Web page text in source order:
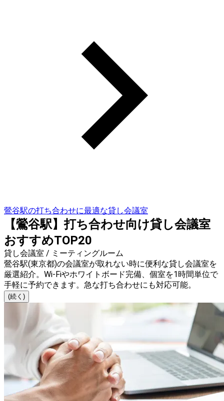
鶯谷駅の打ち合わせに最適な貸し会議室
【鶯谷駅】打ち合わせ向け貸し会議室
おすすめTOP20
貸し会議室 / ミーティングルーム
鶯谷駅(東京都)の会議室が取れない時に便利な貸し会議室を
厳選紹介。Wi-Fiやホワイトボード完備、個室を1時間単位で
手軽に予約できます。急な打ち合わせにも対応可能。
(続く)